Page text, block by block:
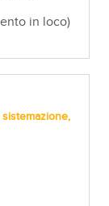
in loco)
sistemazione,